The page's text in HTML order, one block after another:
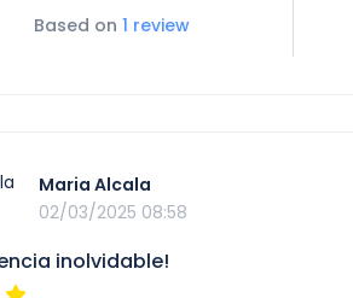
Based on1 review
Maria Alcala
02/03/2025 08:58
inolvidable!